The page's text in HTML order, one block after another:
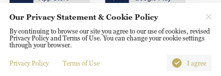
© China Radio International.CRI. All Rights Reserved. 16A
Shijingshan Road, Beijing, China. 100040
Our Privacy Statement & Cookie Policy
By continuing to browse our site you agree to our use of cookies, revised
Privacy Policy and Terms of Use. You can change your cookie settings
through your browser.
Privacy Policy Terms of Use I agree